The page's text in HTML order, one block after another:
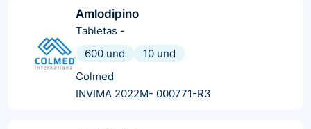
Amlodipino
Tabletas -
600 und
10 und
Colmed
INVIMA 2022M- 000771-R3